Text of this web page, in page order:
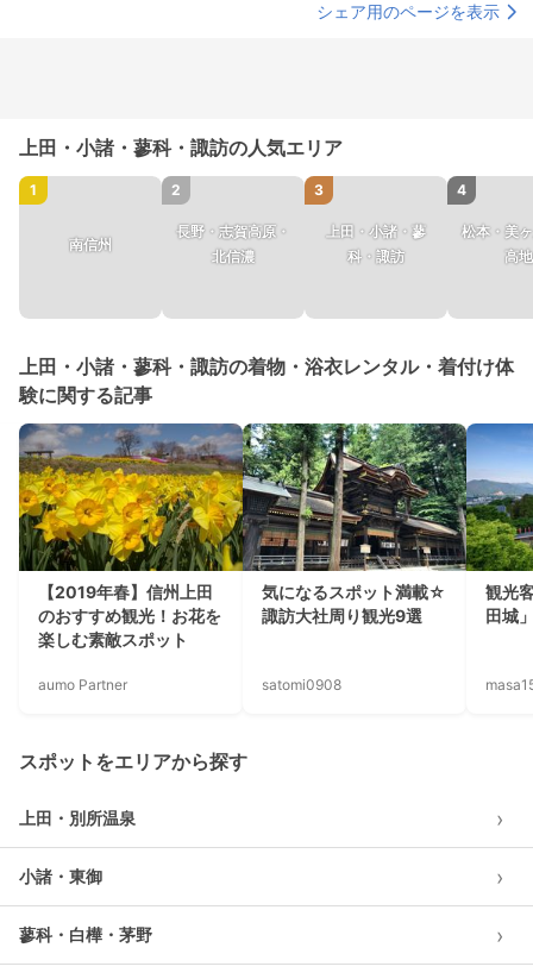
シェア用のページを表示
上田・小諸・蓼科・諏訪の人気エリア
1
南信州
2
長野・志賀高原・
北信濃
3
上田・小諸・蓼
科・諏訪
4
松本・美
高地
上田・小諸・蓼科・諏訪の着物・浴衣レンタル・着付け体
験に関する記事
【2019年春】信州上田
のおすすめ観光！お花を
楽しむ素敵スポット
aumo Partner
気になるスポット満載☆
諏訪大社周り観光9選
satomi0908
観光
田城
スポットをエリアから探す
上田・別所温泉 ›
小諸・東御 ›
蓼科・白樺・茅野 ›